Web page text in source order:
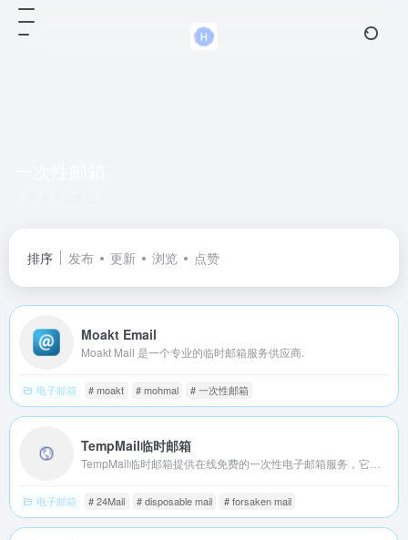
排序 发布 更新 浏览 点赞
Moakt Email
Moakt Mail 是一个专业的临时邮箱服务供应商.
电子邮箱 # moakt # mohmal # 一次性邮箱
TempMail临时邮箱
电子邮箱 # 24Mail # disposable mail # forsaken mail